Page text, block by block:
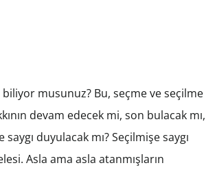
musunuz? Bu, seçme ve seçilme
devam edecek mi, son bulacak mı,
duyulacak mı? Seçilmişe saygı
Asla ama asla atanmışların